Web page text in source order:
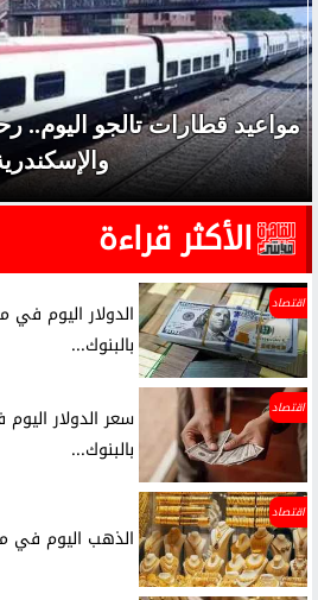
مواعيد قطارات تالجو اليوم..
الأكثر قراءة
اقتصاد
الدولار اليوم في
بالبنوك...
اقتصاد
سعر الدولار
بالبنوك...
اقتصاد
الذهب اليوم في مصر..